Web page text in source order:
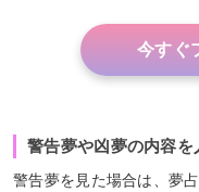
今すぐ
警告夢や凶夢の内容を
警告夢を見た場合は、夢